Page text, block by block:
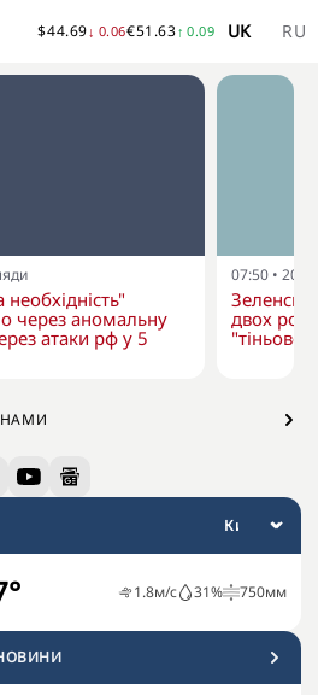
$44.69↓ 0.06€51.63↑ 0.09 UK RU
необхідність"
через аномальну
атаки рф у 5
07:50 •
двох
НАМИ
1.8м/с 31% 750мм